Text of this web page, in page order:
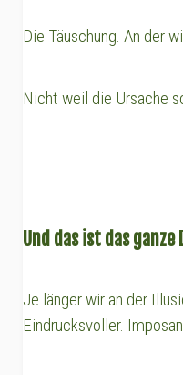
Die Täuschung. An der
Nicht weil die Ursache
Und das ist das ganze
Je länger wir an der
Eindrucksvoller.